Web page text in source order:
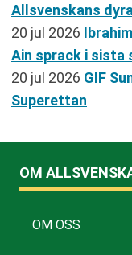
Allsvenskans
20 jul 2026
Ain sprack i sista
20 jul 2026 GIF
Superettan
OM
OM OSS